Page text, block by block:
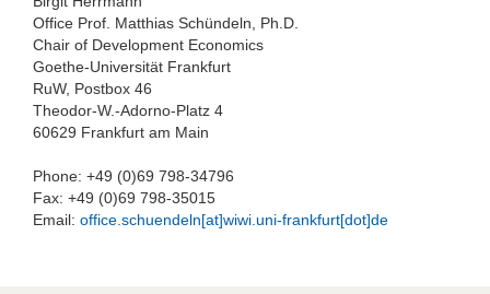
Office Prof. Matthias Schündeln, Ph.D.
Chair of Development Economics
Goethe-Universität Frankfurt
RuW, Postbox 46
Theodor-W.-Adorno-Platz 4
60629 Frankfurt am Main
Phone: +49 (0)69 798-34796
Fax: +49 (0)69 798-35015
Email: office.schuendeln[at]wiwi.uni-frankfurt[dot]de